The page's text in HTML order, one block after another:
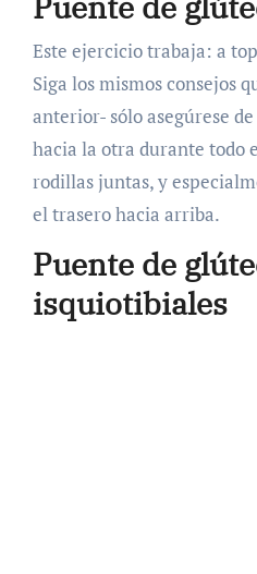
Este ejercicio trabaja: a
Siga los mismos consejos
anterior- sólo asegúrese
hacia la otra durante todo
rodillas juntas, y
el trasero hacia arriba.
Puente de
isquiotibiales